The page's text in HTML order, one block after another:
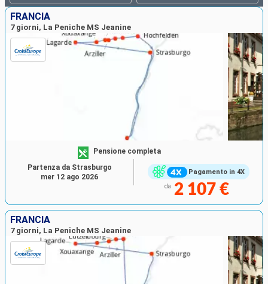
FRANCIA
7 giorni, La Peniche MS Jeanine
Pagamento in 4X
Pensione completa
da 2 107 €
Partenza da Strasburgo
mer 12 ago 2026
FRANCIA
7 giorni, La Peniche MS Jeanine